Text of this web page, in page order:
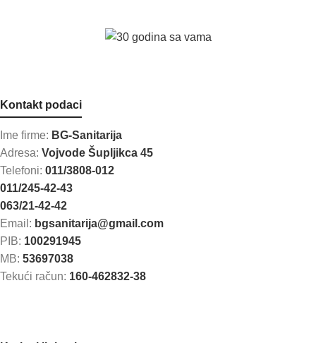
Kontakt podaci
Ime firme: BG-Sanitarija
Adresa: Vojvode Šupljikca 45
Telefoni: 011/3808-012
011/245-42-43
063/21-42-42
Email: bgsanitarija@gmail.com
PIB: 100291945
MB: 53697038
Tekući račun: 160-462832-38